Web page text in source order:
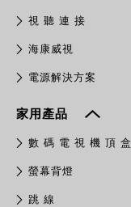
視 聽 連 接
​海康威視
電源解決方案
家用產品
數 碼 電 視 機 頂 盒
螢幕背燈
跳 線